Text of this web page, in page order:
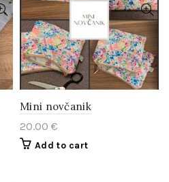
Mini novčanik
20.00 €
Add to cart